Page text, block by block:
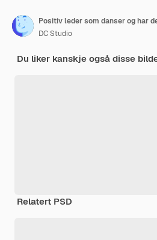
DC Studio
Du liker kanskje også disse
Relatert PSD